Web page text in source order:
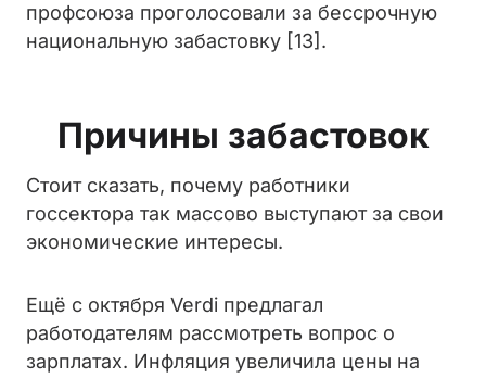
профсоюза проголосовали за бессрочную
национальную забастовку [13].
Причины забастовок
Стоит сказать, почему работники
госсектора так массово выступают за свои
экономические интересы.
Ещё с октября Verdi предлагал
работодателям рассмотреть вопрос о
зарплатах. Инфляция увеличила цены на